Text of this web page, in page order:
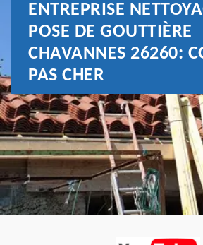
ENTREPRISE
POSE DE GOUTTIÈRE
CHAVANNES 26260:
PAS CHER